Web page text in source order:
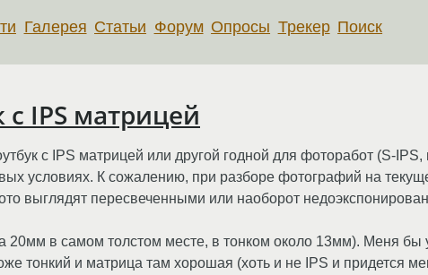
Галерея Статьи Форум Опросы Трекер Поиск
IPS матрицей
с IPS матрицей или другой годной для фоторабот (S-
условиях. К сожалению, при разборе фотографий на
выглядят пересвеченными или наоборот
20мм в самом толстом месте, в тонком около 13мм). Меня бы
тонкий и матрица там хорошая (хоть и не IPS и придется